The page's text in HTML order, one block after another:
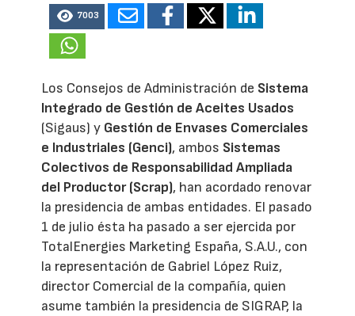
7003
Los Consejos de Administración de Sistema
Integrado de Gestión de Aceites Usados
(Sigaus) y Gestión de Envases Comerciales
e Industriales (Genci), ambos Sistemas
Colectivos de Responsabilidad Ampliada
del Productor (Scrap), han acordado renovar
la presidencia de ambas entidades. El pasado
1 de julio ésta ha pasado a ser ejercida por
TotalEnergies Marketing España, S.A.U., con
la representación de Gabriel López Ruiz,
director Comercial de la compañía, quien
asume también la presidencia de SIGRAP, la